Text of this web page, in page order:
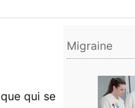
qui se
Migraine